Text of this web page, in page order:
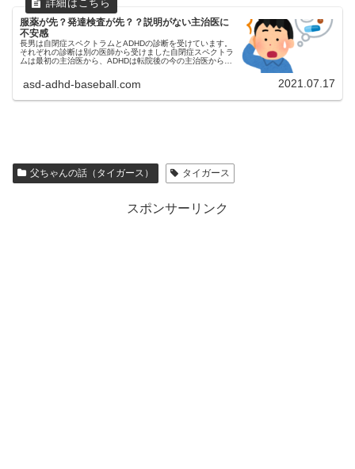
服薬が先？発達検査が先？？説明がない主治医に
不安感
長男は自閉症スペクトラムとADHDの診断を受けています。
それぞれの診断は別の医師から受けました自閉症スペクトラ
ムは最初の主治医から、ADHDは転院後の今の主治医から診
asd-adhd-baseball.com 2021.07.17
父ちゃんの話（タイガース） タイガース
スポンサーリンク